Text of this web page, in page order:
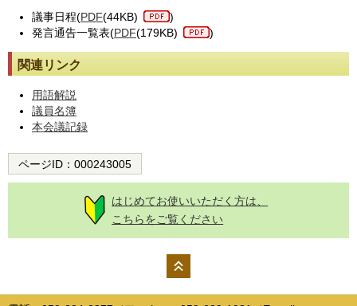
議事日程(PDF(44KB)
)
発言通告一覧表(PDF(179KB) )
関連リンク
用語解説
議員名簿
本会議記録
ページID： 000243005
はじめてお使いいただく方は、
こちらをご覧ください